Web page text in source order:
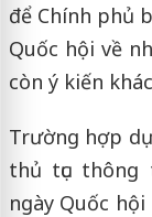
để Chính phủ
Quốc hội về
còn ý kiến
Trường hợp
thủ tục
ngày Quốc